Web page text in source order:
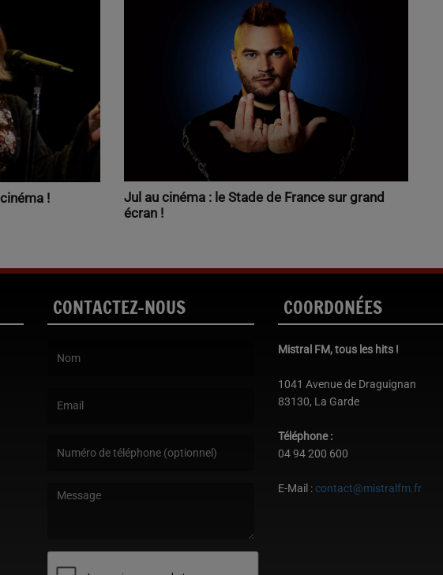
!
Jul au cinéma : le Stade de France sur grand
écran !
CONTACTEZ-NOUS COORDONÉES
Mistral FM, tous les hits !
1041 Avenue de Draguignan
83130, La Garde
Téléphone :
04 94 200 600
E-Mail :contact@mistralfm.fr